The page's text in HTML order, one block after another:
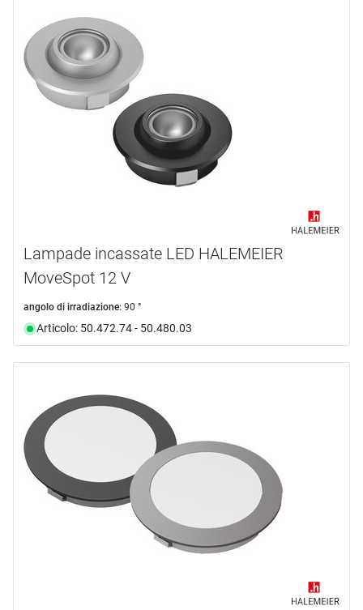
Lampade incassate LED HALEMEIER
MoveSpot 12 V
angolo di irradiazione: 90 °
Articolo: 50.472.74 - 50.480.03